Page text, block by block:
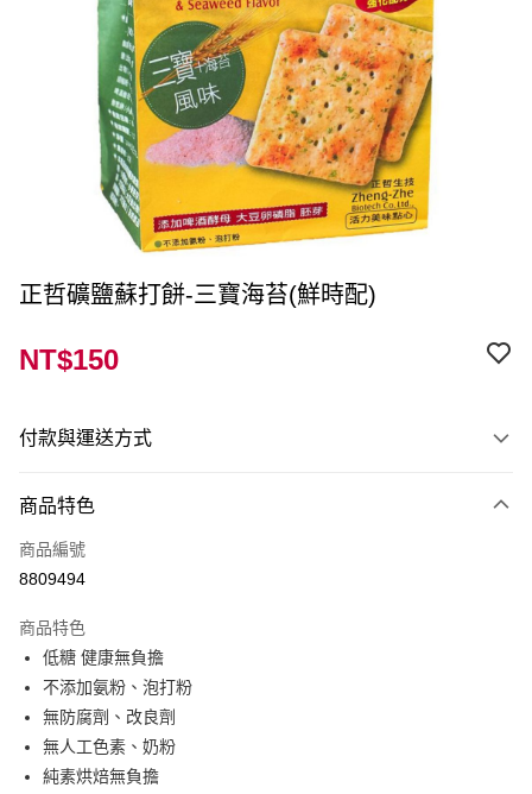
正哲礦鹽蘇打餅-三寶海苔(鮮時配)
NT$150
付款與運送方式
信用卡一次付款
LINE Pay
街口支付
ATM付款
運送方式
商品特色
商品編號
8809494
商品特色
低糖 健康無負擔
不添加氨粉、泡打粉
無防腐劑、改良劑
無人工色素、奶粉
純素烘焙無負擔